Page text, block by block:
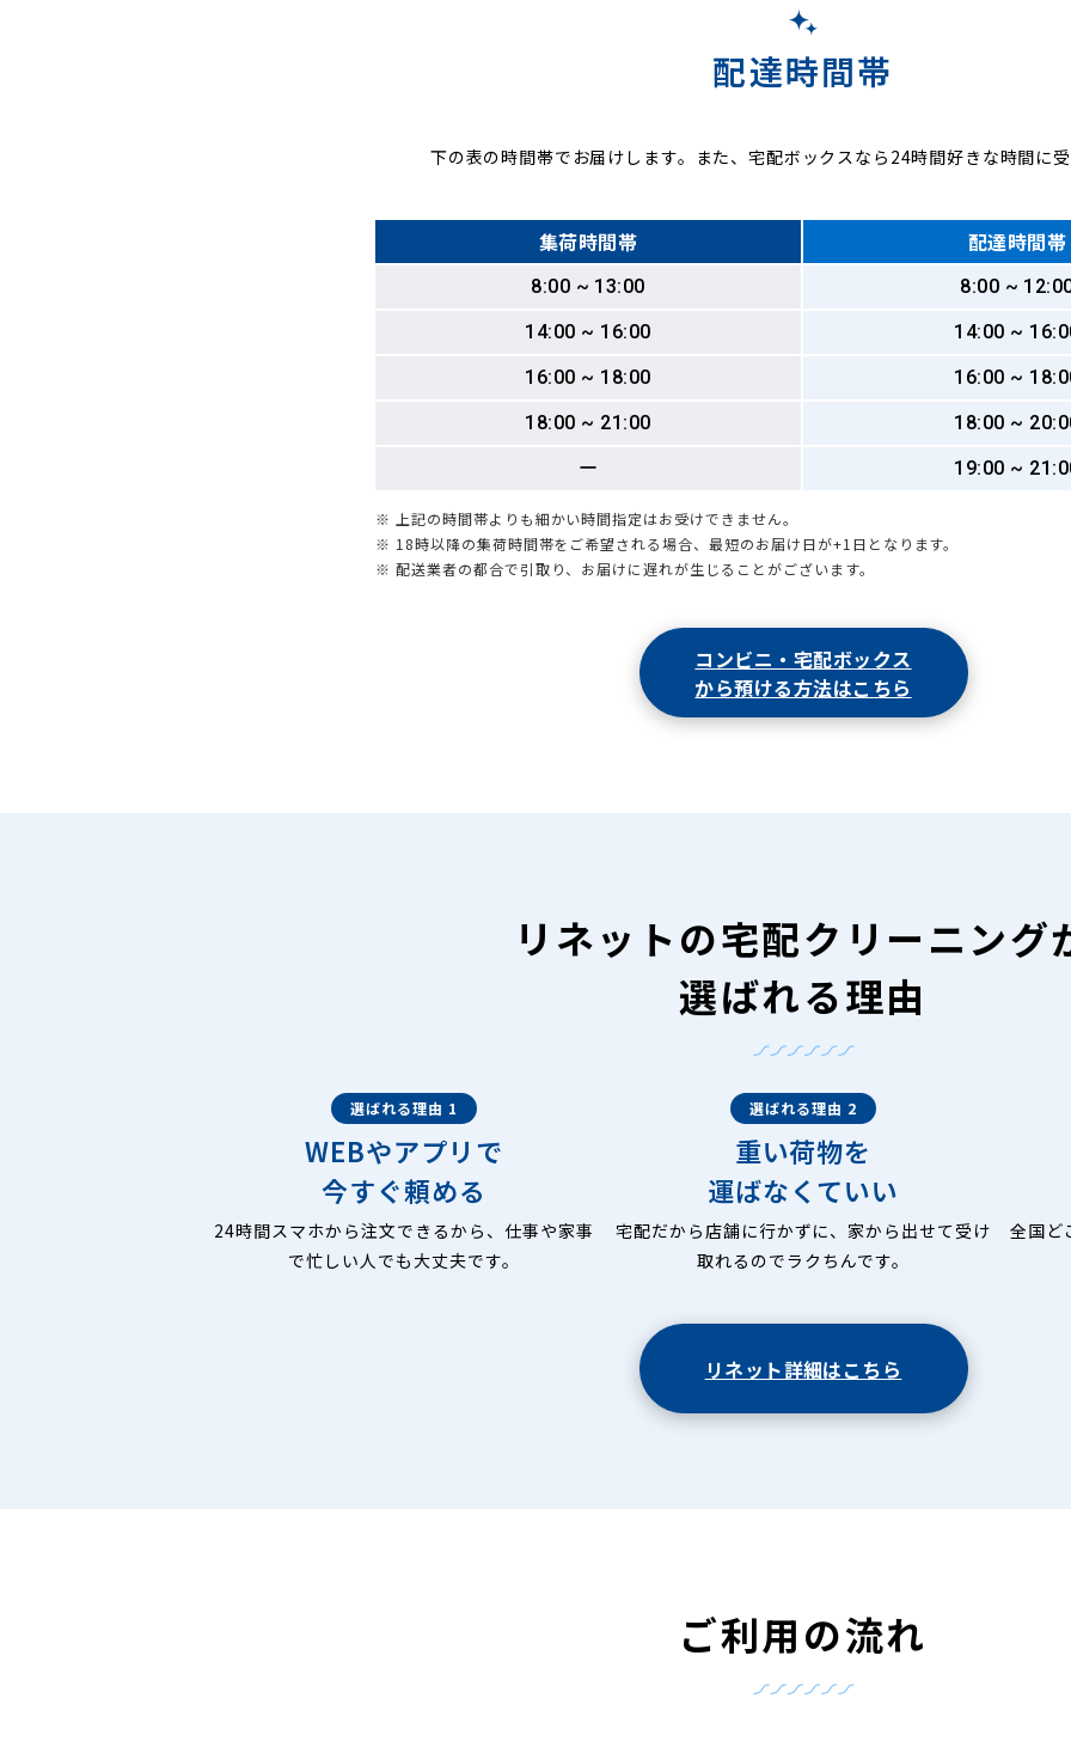
配達時間帯
下の表の時間帯でお届けします。また、宅配ボックスなら24時間好きな時間に
集荷時間帯 配達時間帯
8:00 ~ 13:00
8:00 ~
14:00 ~ 16:00
14:00 ~
16:00 ~ 18:00
16:00 ~
18:00 ~ 21:00
18:00 ~
ー
19:00 ~
※ 上記の時間帯よりも細かい時間指定はお受けできません。
※ 18時以降の集荷時間帯をご希望される場合、最短のお届け日が+1日となります。
※ 配送業者の都合で引取り、お届けに遅れが生じることがございます。
コンビニ・宅配ボックス
から預ける方法はこちら
リネットの宅配クリーニング
選ばれる理由
選ばれる理由 1
WEBやアプリで
今すぐ頼める
24時間スマホから注文できるから、仕事や家事
で忙しい人でも大丈夫です。
選ばれる理由 2
重い荷物を
運ばなくていい
宅配だから店舗に行かずに、家から出せて受け
取れるのでラクちんです。
全国ど
リネット詳細はこちら
ご利用の流れ